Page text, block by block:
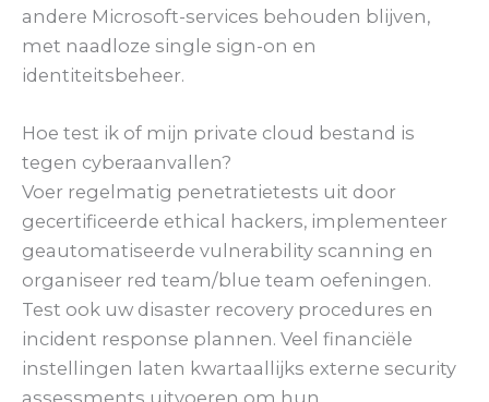
andere Microsoft-services behouden blijven,
met naadloze single sign-on en
identiteitsbeheer.
Hoe test ik of mijn private cloud bestand is
tegen cyberaanvallen?
Voer regelmatig penetratietests uit door
gecertificeerde ethical hackers, implementeer
geautomatiseerde vulnerability scanning en
organiseer red team/blue team oefeningen.
Test ook uw disaster recovery procedures en
incident response plannen. Veel financiële
instellingen laten kwartaallijks externe security